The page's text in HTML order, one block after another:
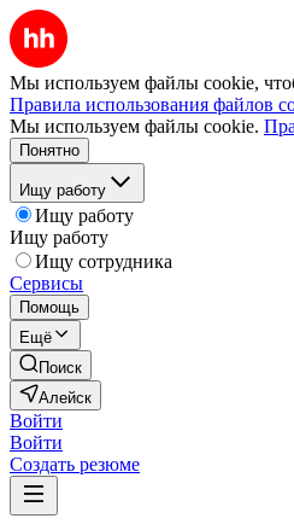
Мы используем файлы cookie,
Правила использования файлов
Мы используем файлы cookie.
Понятно
Ищу работу
Ищу работу
Ищу работу
Ищу сотрудника
Сервисы
Помощь
Ещё
Поиск
Алейск
Войти
Войти
Создать резюме